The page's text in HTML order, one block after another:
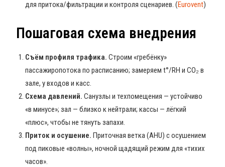
для притока/фильтрации и контроля сценариев. (Eurovent)
Пошаговая схема внедрения
Съём профиля трафика. Строим «гребёнку»
пассажиропотока по расписанию; замеряем t°/RH и CO₂ в
зале, у входов и касс.
Схема давлений. Санузлы и техпомещения — устойчиво
«в минусе»; зал — близко к нейтрали; кассы — лёгкий
«плюс», чтобы не тянуть запахи.
Приток и осушение. Приточная ветка (AHU) с осушением
под пиковые «волны», ночной щадящий режим для «тихих
часов».